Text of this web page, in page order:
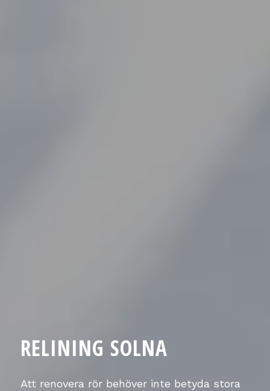
RELINING SOLNA
Att renovera rör behöver inte betyda stora